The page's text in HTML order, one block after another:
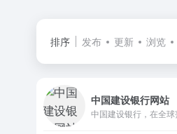
排序 发布 更新 浏览
中国建设银行网站